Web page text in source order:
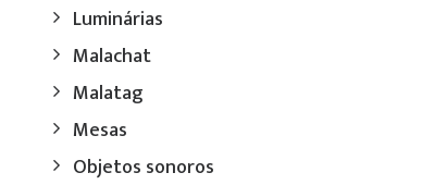
Luminárias
Malachat
Malatag
Mesas
Objetos sonoros